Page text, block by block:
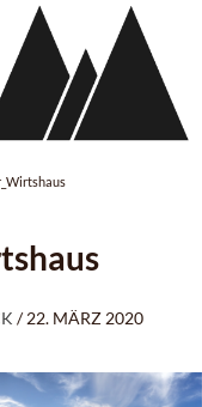
/ 22. MÄRZ 2020